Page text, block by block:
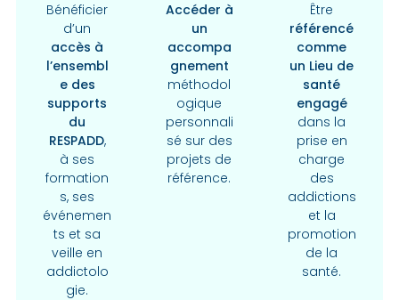
Bénéficier
d’un
accès à
l’ensembl
e des
supports
du
RESPADD,
à ses
formation
s, ses
événemen
ts et sa
veille en
addictolo
gie.
Accéder à
un
accompa
gnement
méthodol
ogique
personnali
sé sur des
projets de
référence.
Être
référencé
comme
un Lieu de
santé
engagé
dans la
prise en
charge
des
addictions
et la
promotion
de la
santé.